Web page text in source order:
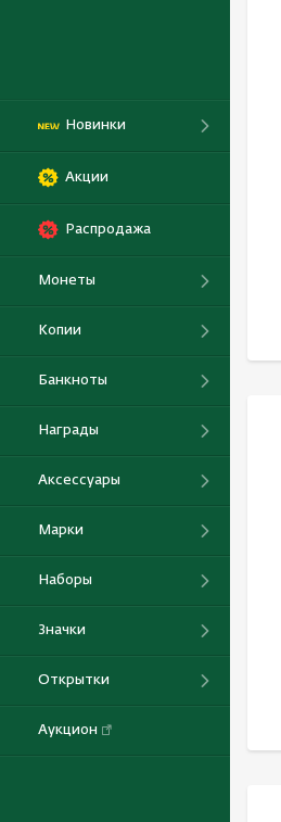
Новинки
Акции
Распродажа
Монеты
Копии
Банкноты
Награды
Аксессуары
Марки
Наборы
Значки
Открытки
Аукцион